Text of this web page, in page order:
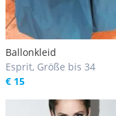
Ballonkleid
Esprit, Größe bis 34
€ 15